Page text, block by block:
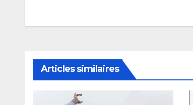
l’article
Articles similaires